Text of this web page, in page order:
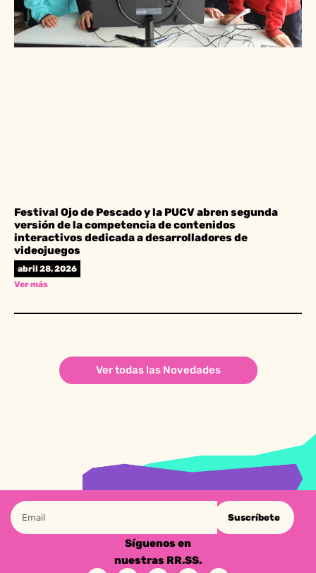
Festival Ojo de Pescado y la PUCV abren segunda
versión de la competencia de contenidos
interactivos dedicada a desarrolladores de
videojuegos
abril 28, 2026
Ver más
Ver todas las Novedades
Suscríbete
Síguenos en
nuestras RR.SS.